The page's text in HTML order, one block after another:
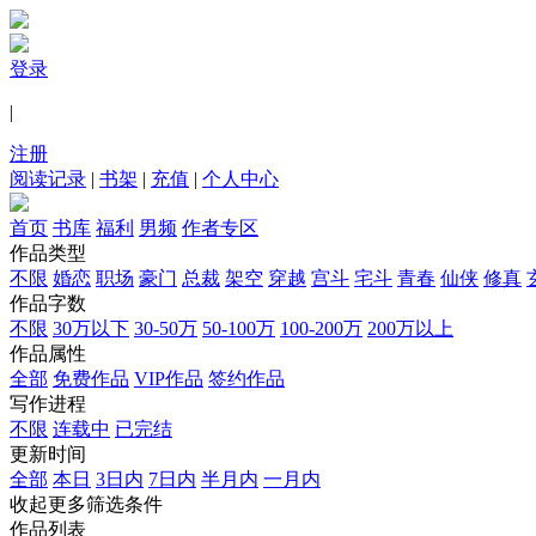
登录
|
注册
阅读记录 | 书架 | 充值 | 个人中心
首页 书库 福利 男频 作者专区
作品类型
不限 婚恋 职场 豪门 总裁 架空 穿越 宫斗 宅斗 青春 仙侠 修真
作品字数
不限 30万以下 30-50万 50-100万 100-200万 200万以上
作品属性
全部 免费作品 VIP作品 签约作品
写作进程
不限 连载中 已完结
更新时间
全部 本日 3日内 7日内 半月内 一月内
收起更多筛选条件
作品列表